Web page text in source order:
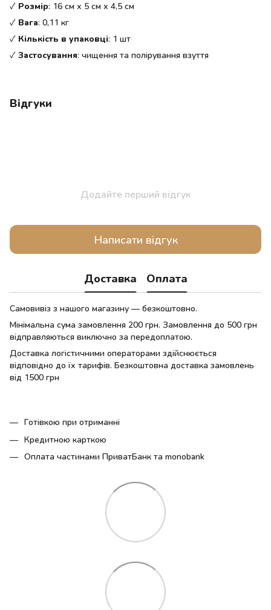
✓ Розмір: 16 см х 5 см х 4,5 см
✓ Вага: 0,11 кг
✓ Кількість в упаковці: 1 шт
✓ Застосування: чищення та полірування взуття
Відгуки
Додайте перший відгук
Написати відгук
Доставка Оплата
Самовивіз з нашого магазину — безкоштовно.
Мінімальна сума замовлення 200 грн. Замовлення до 500 грн
відправляються виключно за передоплатою.
Доставка логістичними операторами здійснюється
відповідно до їх тарифів. Безкоштовна доставка замовлень
від 1500 грн
Готівкою при отриманні
Кредитною карткою
Оплата частинами ПриватБанк та monobank